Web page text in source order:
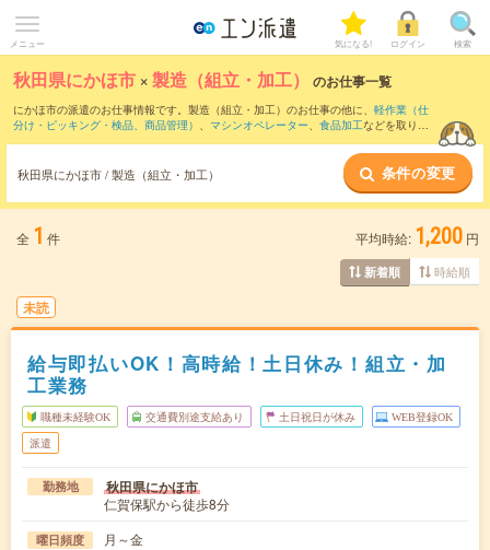
メニュー 気になる! ログイン 検索
秋田県にかほ市 ×製造（組立・加工） のお仕事一覧
にかほ市の派遣のお仕事情報です。製造（組立・加工）のお仕事の他に、 軽作業（仕
分け・ピッキング・検品、商品管理） 、 マシンオペレーター、 食品加工などを取り揃
製造（組立・加工）のお仕事とは？とは？
秋田県にかほ市 / 製造（組立・加工） 条件の変更
全 1 件 平均時給: 1,200 円
新着順 時給順
未読
給与即払いOK！高時給！土日休み！組立・加
工業務
職種未経験OK 交通費別途支給あり 土日祝日が休み WEB登録OK
派遣
勤務地 秋田県にかほ市
仁賀保駅から徒歩8分
曜日頻度 月～金